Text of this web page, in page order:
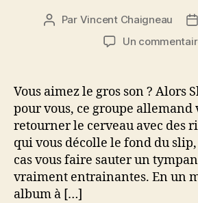
Auteur
Par Vincent Chaigneau
de
Un
Vous aimez le gros son ? Alors
pour vous, ce groupe allemand
retourner le cerveau avec des
qui vous décolle le fond du
cas vous faire sauter un
vraiment entrainantes. En un
album à […]